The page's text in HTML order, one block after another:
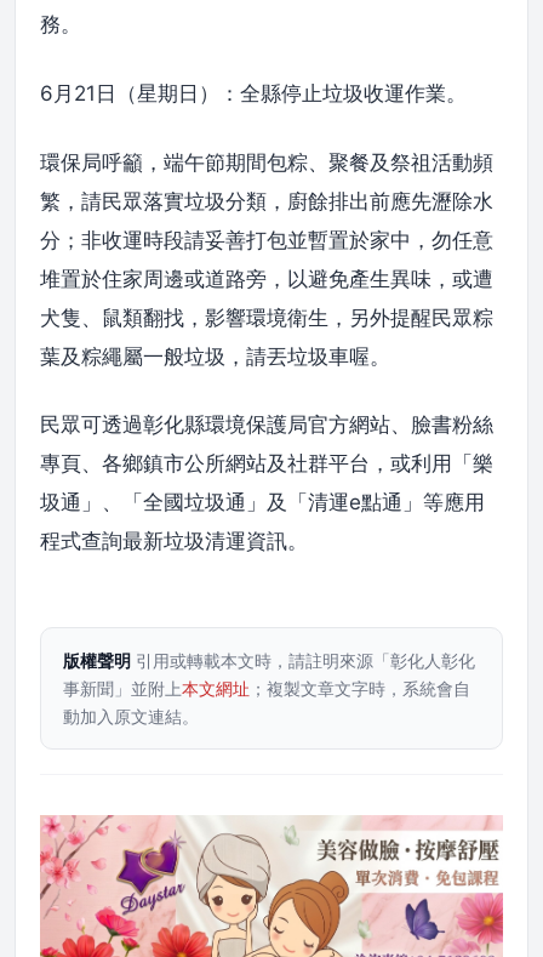
務。
6月21日（星期日）：全縣停止垃圾收運作業。
環保局呼籲，端午節期間包粽、聚餐及祭祖活動頻
繁，請民眾落實垃圾分類，廚餘排出前應先瀝除水
分；非收運時段請妥善打包並暫置於家中，勿任意
堆置於住家周邊或道路旁，以避免產生異味，或遭
犬隻、鼠類翻找，影響環境衛生，另外提醒民眾粽
葉及粽繩屬一般垃圾，請丟垃圾車喔。
民眾可透過彰化縣環境保護局官方網站、臉書粉絲
專頁、各鄉鎮市公所網站及社群平台，或利用「樂
圾通」、「全國垃圾通」及「清運e點通」等應用
程式查詢最新垃圾清運資訊。
版權聲明 引用或轉載本文時，請註明來源「彰化人彰化
事新聞」並附上本文網址 ；複製文章文字時，系統會自
動加入原文連結。